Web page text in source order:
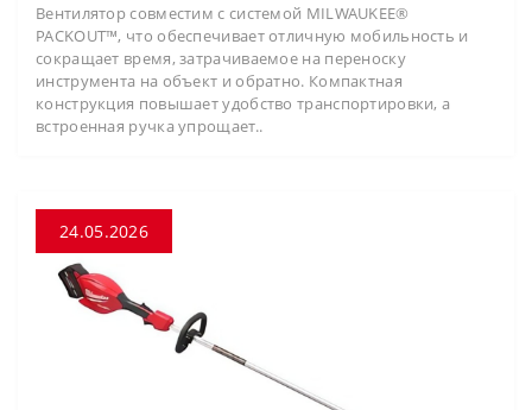
Вентилятор совместим с системой MILWAUKEE®
PACKOUT™, что обеспечивает отличную мобильность и
сокращает время, затрачиваемое на переноску
инструмента на объект и обратно. Компактная
конструкция повышает удобство транспортировки, а
встроенная ручка упрощает..
24.05.2026